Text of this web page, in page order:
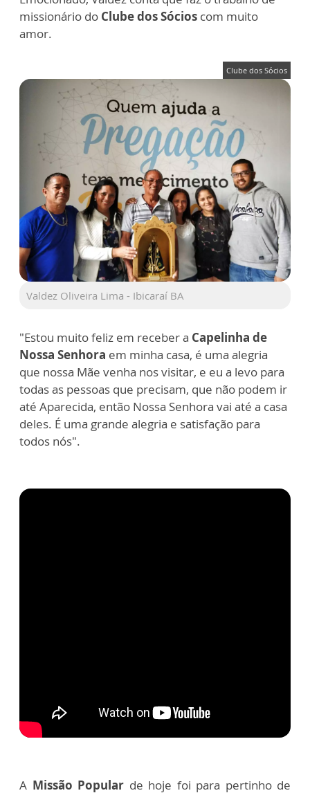
missionário do Clube dos Sócios com muito
amor.
Clube dos Sócios
Valdez Oliveira Lima - Ibicaraí BA
"Estou muito feliz em receber a Capelinha de
Nossa Senhora em minha casa, é uma alegria
que nossa Mãe venha nos visitar, e eu a levo para
todas as pessoas que precisam, que não podem ir
até Aparecida, então Nossa Senhora vai até a casa
deles. É uma grande alegria e satisfação para
todos nós".
A Missão Popular de hoje foi para pertinho de